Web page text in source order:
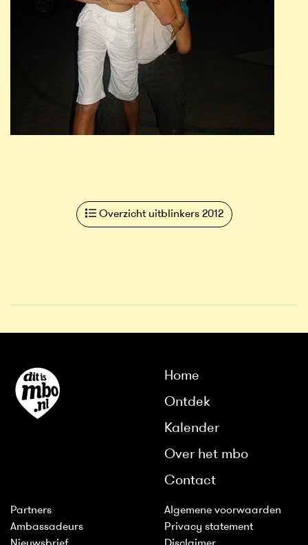
Overzicht uitblinkers 2012
Home
Ontdek
Kalender
Over het mbo
Contact
Partners
Ambassadeurs
Algemene voorwaarden
Privacy statement